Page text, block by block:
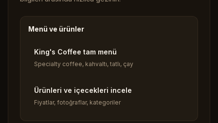
Menü ve ürünler
King's Coffee tam menü
Specialty coffee, kahvaltı, tatlı, çay
Ürünleri ve içecekleri incele
Fiyatlar, fotoğraflar, kategoriler